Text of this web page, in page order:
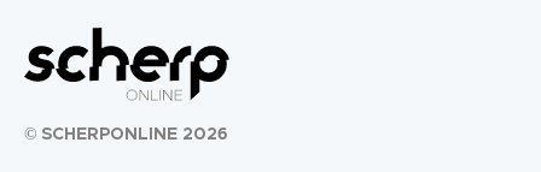
© SCHERPONLINE 2026